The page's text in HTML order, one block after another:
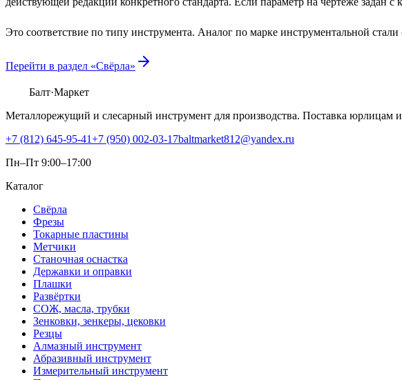
Это соответствие по типу инструмента. Аналог по марке инструментальной
Перейти в раздел «Свёрла»
Балт·Маркет
Металлорежущий и слесарный инструмент для производства. Поставка
+7 (812) 645-95-41+7 (950) 002-03-17baltmarket812@yandex.ru
Пн–Пт 9:00–17:00
Каталог
Свёрла
Фрезы
Токарные пластины
Метчики
Станочная оснастка
Державки и оправки
Плашки
Развёртки
СОЖ, масла, трубки
Зенковки, зенкеры, цековки
Резцы
Алмазный инструмент
Абразивный инструмент
Измерительный инструмент